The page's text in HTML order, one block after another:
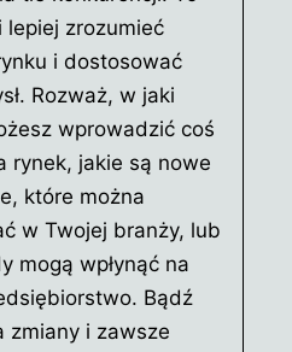
lepiej zrozumieć
i dostosować
Rozważ, w jaki
wprowadzić coś
rynek, jakie są nowe
które można
w Twojej branży, lub
mogą wpłynąć na
Bądź
zmiany i zawsze